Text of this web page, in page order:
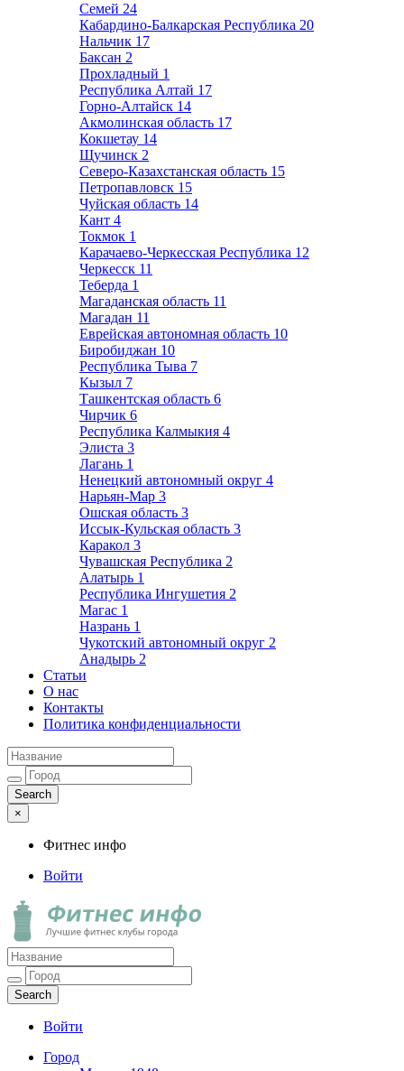
Семей 24
Кабардино-Балкарская Республика 20
Нальчик 17
Баксан 2
Прохладный 1
Республика Алтай 17
Горно-Алтайск 14
Акмолинская область 17
Кокшетау 14
Щучинск 2
Северо-Казахстанская область 15
Петропавловск 15
Чуйская область 14
Кант 4
Токмок 1
Карачаево-Черкесская Республика 12
Черкесск 11
Теберда 1
Магаданская область 11
Магадан 11
Еврейская автономная область 10
Биробиджан 10
Республика Тыва 7
Кызыл 7
Ташкентская область 6
Чирчик 6
Республика Калмыкия 4
Элиста 3
Лагань 1
Ненецкий автономный округ 4
Нарьян-Мар 3
Ошская область 3
Иссык-Кульская область 3
Каракол 3
Чувашская Республика 2
Алатырь 1
Республика Ингушетия 2
Магас 1
Назрань 1
Чукотский автономный округ 2
Анадырь 2
Статьи
О нас
Контакты
Политика конфиденциальности
×
Фитнес инфо
Войти
Фитнес инфо
Лучшие фитнес клубы города
Войти
Город